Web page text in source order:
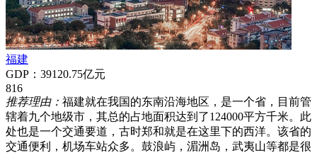
福建
GDP：39120.75亿元
816
推荐理由： 福建就在我国的东南沿海地区，是一个省，目前管
辖着九个地级市，其总的占地面积达到了124000平方千米。此
处也是一个交通要道，古时郑和就是在这里下的西洋。该省的
交通便利，机场车站众多。鼓浪屿，湄洲岛，武夷山等都是很